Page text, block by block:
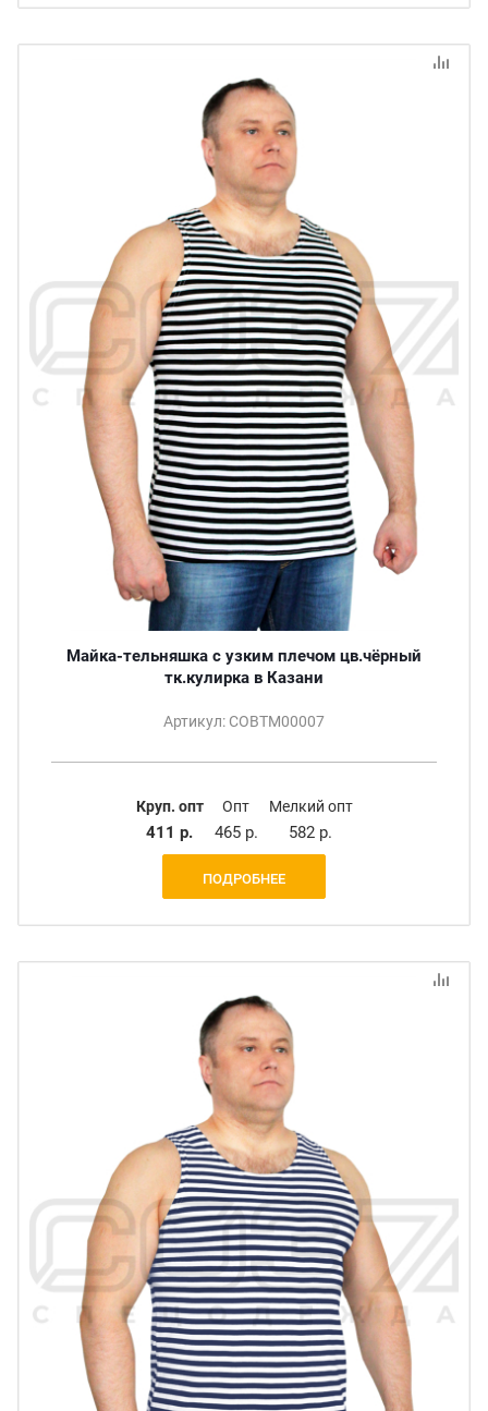
Майка-тельняшка с узким плечом цв.чёрный
тк.кулирка в Казани
Артикул: СОВТМ00007
Круп. опт
411 р.
Опт
465 р.
Мелкий опт
582 р.
ПОДРОБНЕЕ